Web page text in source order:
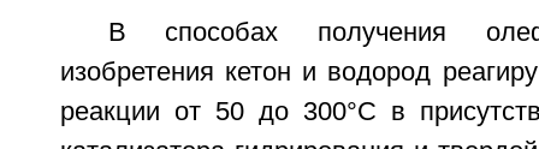
В способах получения
изобретения кетон и водород
реакции от 50 до 300°C в